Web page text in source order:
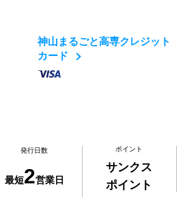
神山まるごと高専クレジット
カード
発行日数
最短2営業日
ポイント
サンクス
ポイント